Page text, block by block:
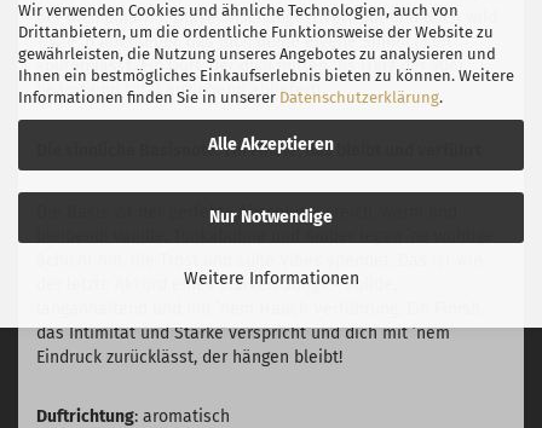
Wir verwenden Cookies und ähnliche Technologien, auch von
Drittanbietern, um die ordentliche Funktionsweise der Website zu
gewährleisten, die Nutzung unseres Angebotes zu analysieren und
Ihnen ein bestmögliches Einkaufserlebnis bieten zu können. Weitere
Informationen finden Sie in unserer Datenschutzerklärung.
Alle Akzeptieren
Nur Notwendige
Weitere Informationen
der dich umarmt. Diese Mischung ist vertraut und doch wild
– wie ’n Abenteuer, das dich deine eigene Sinnlichkeit
spüren lässt. Ein Duft, der dich mitten ins Herz der 90er
beamt und total anziehend abliefert!
Die sinnliche Basisnote: Ein Finale, das bleibt und verführt
Die Basis ist der perfekte Abschluss – reich, warm und
der letzte Akkord eines starken Songs – solide,
das Intimität und Stärke verspricht und dich mit ’nem
Eindruck zurücklässt, der hängen bleibt!
Duftrichtung: aromatisch